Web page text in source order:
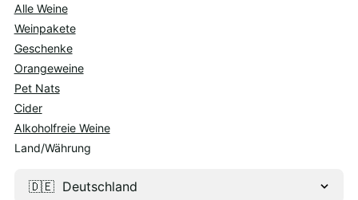
Alle Weine
Weinpakete
Geschenke
Orangeweine
Pet Nats
Cider
Alkoholfreie Weine
Land/Währung